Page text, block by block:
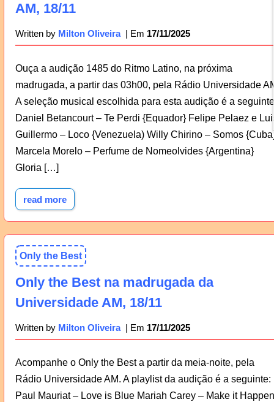
AM, 18/11
Written by Milton Oliveira 17/11/2025
Ouça a audição 1485 do Ritmo Latino, na próxima
madrugada, a partir das 03h00, pela Rádio Universidade
A seleção musical escolhida para esta audição é a
Daniel Betancourt – Te Perdi {Equador} Felipe Pelaez e
Guillermo – Loco {Venezuela) Willy Chirino – Somos
Marcela Morelo – Perfume de Nomeolvides {Argentina}
Gloria […]
read more
Only the Best
Only the Best na madrugada da
Universidade AM, 18/11
Written by Milton Oliveira 17/11/2025
Acompanhe o Only the Best a partir da meia-noite, pela
Rádio Universidade AM. A playlist da audição é a seguinte:
Paul Mauriat – Love is Blue Mariah Carey – Make it Happen